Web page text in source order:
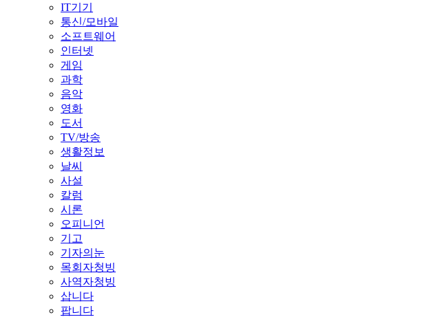
IT기기
통신/모바일
소프트웨어
인터넷
게임
과학
음악
영화
도서
TV/방송
생활정보
날씨
사설
칼럼
시론
오피니언
기고
기자의눈
목회자청빙
사역자청빙
삽니다
팝니다